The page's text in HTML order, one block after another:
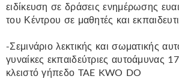
ειδίκευση σε δράσεις ενημέρωσης
του Κέντρου σε μαθητές και
-Σεμινάριο λεκτικής και σωματικής
γυναίκες εκπαιδεύτριες αυτοάμυνας
κλειστό γήπεδο TAE KWO DO